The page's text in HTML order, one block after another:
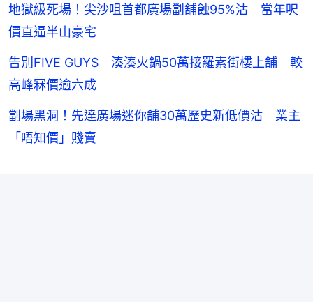
地獄級死場！尖沙咀首都廣場劏舖蝕95%沽 當年呎
價直逼半山豪宅
告別FIVE GUYS 湊湊火鍋50萬接羅素街樓上舖 較
高峰冧價逾六成
劏場黑洞！先達廣場迷你舖30萬歷史新低價沽 業主
「唔知價」賤賣